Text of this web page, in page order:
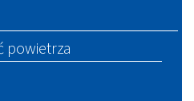
powietrza